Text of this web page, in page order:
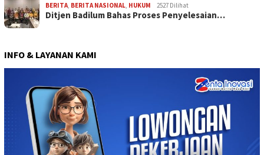
BERITA BERITA NASIONAL HUKUM 2527 Dilihat
Ditjen Badilum Bahas Proses Penyelesaian…
INFO & LAYANAN KAMI